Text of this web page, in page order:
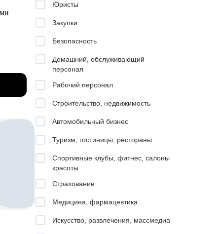
Юристы
Закупки
Безопасность
Домашний, обслуживающий
персонал
Рабочий персонал
Строительство, недвижимость
Автомобильный бизнес
Туризм, гостиницы, рестораны
Спортивные клубы, фитнес, салоны
красоты
Страхование
Медицина, фармацевтика
Искусство, развлечения, массмедиа